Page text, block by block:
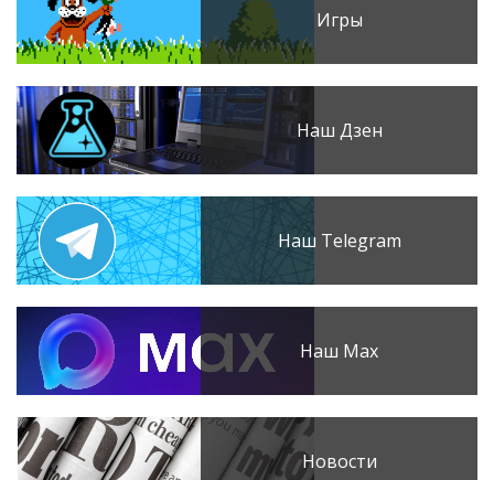
Игры
Наш Дзен
Наш Telegram
Наш Max
Новости